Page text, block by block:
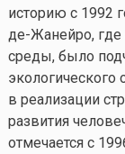
историю с 1992
де-Жанейро,
среды, было
экологического
в реализации
развития
отмечается с